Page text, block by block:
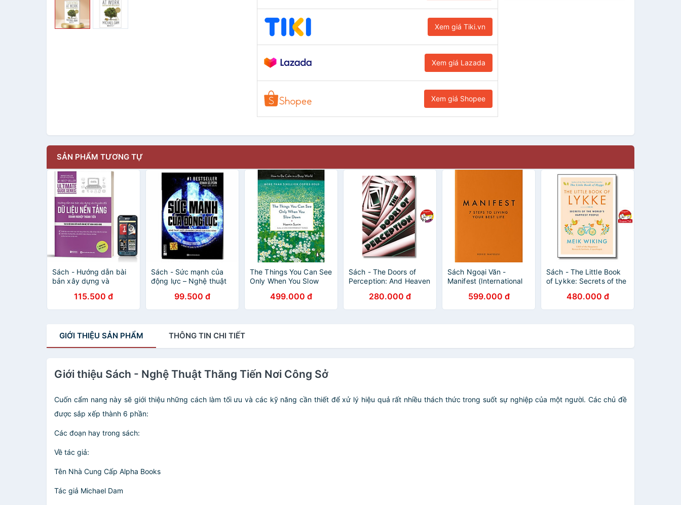
Xem giá Tiki.vn
Xem giá Lazada
Xem giá Shopee
SẢN PHẨM TƯƠNG TỰ
Sách - Hướng dẫn bài
bản xây dựng và
tảng doanh nghiệp
thành tiền
115.500 đ
Sách - Sức mạnh của
động lực – Nghệ thuật
của cuộc sống
99.500 đ
The Things You Can See
Only When You Slow
in a Busy World
499.000 đ
Sách - The Doors of
Perception: And Heaven
Huxley | Psychology
English Book
280.000 đ
Sách Ngoại Văn -
Manifest (International
Roxie Nafousi (Author))
599.000 đ
Sách - The Little Book
of Lykke: Secrets of the
(The Happiness Institute
Series) by Meik Wiking
480.000 đ
GIỚI THIỆU SẢN PHẨM THÔNG TIN CHI TIẾT
Giới thiệu Sách - Nghệ Thuật Thăng Tiến Nơi Công Sở
Cuốn cẩm nang này sẽ giới thiệu những cách làm tối ưu và các kỹ năng cần thiết để xử lý hiệu quả rất nhiều thách thức trong suốt sự nghiệp của một người. Các chủ đề
được sắp xếp thành 6 phần:
Các đoạn hay trong sách:
Về tác giả:
Tên Nhà Cung Cấp Alpha Books
Tác giả Michael Dam